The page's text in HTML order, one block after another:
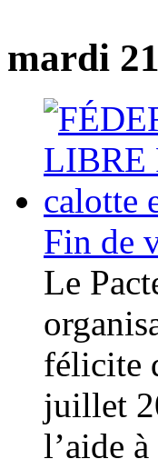
mardi
Fin de
Le
félicite
juillet
l’aide